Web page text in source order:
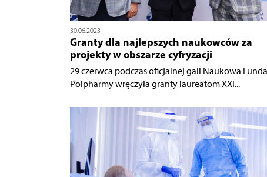
30.06.2023
Granty dla najlepszych naukowców za
projekty w obszarze cyfryzacji
29 czerwca podczas oficjalnej gali Naukowa
Polpharmy wręczyła granty laureatom XXI...